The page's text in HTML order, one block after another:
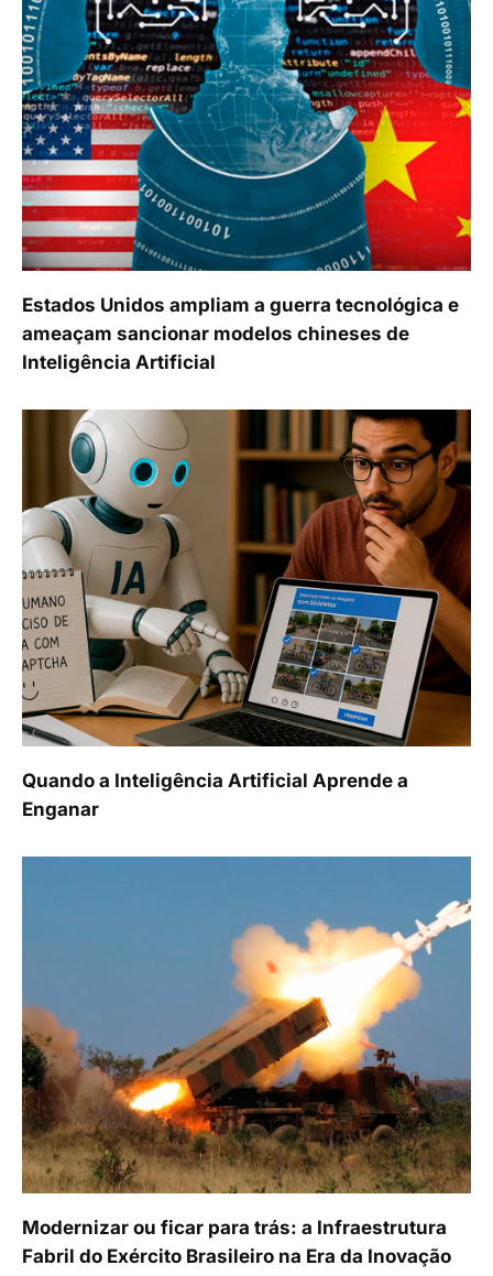
Estados Unidos ampliam a guerra tecnológica e
ameaçam sancionar modelos chineses de
Inteligência Artificial
Quando a Inteligência Artificial Aprende a
Enganar
Modernizar ou ficar para trás: a Infraestrutura
Fabril do Exército Brasileiro na Era da Inovação